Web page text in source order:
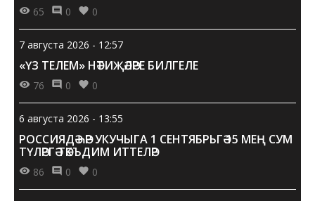
65 0 0
7 августа 2026 - 12:57
«ҮЗ ТЕЛЕМ» НӘТИҖӘЛӘРЕ БИЛГЕЛЕ
76 0 0
6 августа 2026 - 13:55
РОССИЯДӘ ҺӘР УКУЧЫГА 1 СЕНТЯБРЬГӘ 15 МЕҢ СУМ
ТҮЛӘРГӘ ТӘКЪДИМ ИТТЕЛӘР
86 0 0